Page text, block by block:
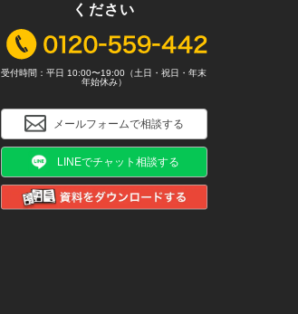
ください
受付時間：平日 10:00〜19:00（土日・祝日・年末
年始休み）
メールフォームで相談する
LINEでチャット相談する